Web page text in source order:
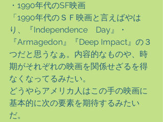
・1990年代のSF映画
「1990年代のＳＦ映画と言えばやは
り、『Independence　Day』・
『Armagedon』『Deep Impact』の３
つだと思うなぁ。内容的なものや、時
期がそれぞれの映画を関係せざるを得
なくなってるみたい。
どうやらアメリカ人はこの手の映画に
基本的に次の要素を期待するみたい
だ。